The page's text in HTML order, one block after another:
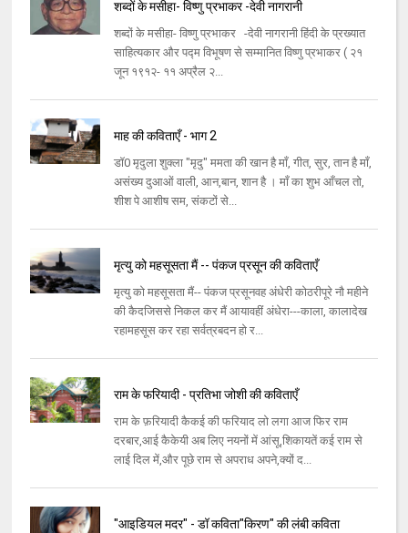
शब्दों के मसीहा- विष्णु प्रभाकर -देवी नागरानी
शब्दों के मसीहा- विष्णु प्रभाकर -देवी नागरानी हिंदी के प्रख्यात
साहित्यकार और पद्म विभूषण से सम्मानित विष्णु प्रभाकर ( २१
जून १९१२- ११ अप्रैल २...
माह की कविताएँ - भाग 2
डॉ0 मृदुला शुक्ला "मृदु" ममता की खान है माँ, गीत, सुर, तान है माँ,
असंख्य दुआओं वाली, आन,बान, शान है । माँ का शुभ आँचल तो,
शीश पे आशीष सम, संकटों से...
मृत्यु को महसूसता मैं -- पंकज प्रसून की कविताएँ
मृत्यु को महसूसता मैं-- पंकज प्रसूनवह अंधेरी कोठरीपूरे नौ महीने
की कैदजिससे निकल कर मैं आयावहीं अंधेरा---काला, कालादेख
रहामहसूस कर रहा सर्वत्रबदन हो र...
राम के फरियादी - प्रतिभा जोशी की कविताएँ
राम के फ़रियादी कैकई की फरियाद लो लगा आज फिर राम
दरबार,आई कैकेयी अब लिए नयनों में आंसू,शिकायतें कई राम से
लाई दिल में,और पूछे राम से अपराध अपने,क्यों द...
"आइडियल मदर" - डॉ कविता"किरण" की लंबी कविता